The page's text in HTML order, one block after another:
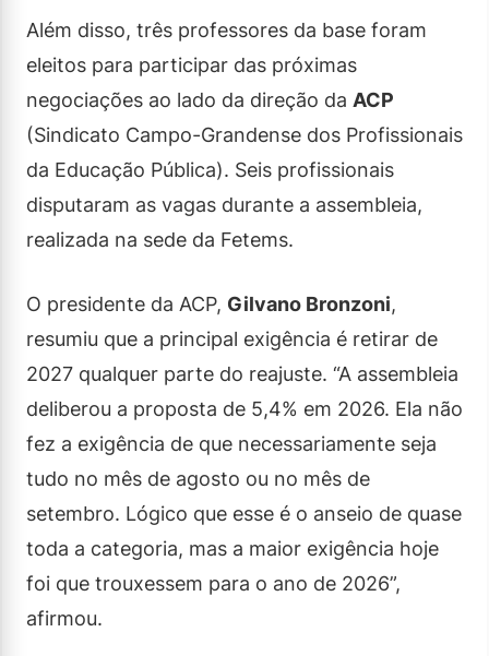
Além disso, três professores da base foram
eleitos para participar das próximas
negociações ao lado da direção da ACP
(Sindicato Campo-Grandense dos Profissionais
da Educação Pública). Seis profissionais
disputaram as vagas durante a assembleia,
realizada na sede da Fetems.
O presidente da ACP, Gilvano Bronzoni,
resumiu que a principal exigência é retirar de
2027 qualquer parte do reajuste. “A assembleia
deliberou a proposta de 5,4% em 2026. Ela não
fez a exigência de que necessariamente seja
tudo no mês de agosto ou no mês de
setembro. Lógico que esse é o anseio de quase
toda a categoria, mas a maior exigência hoje
foi que trouxessem para o ano de 2026”,
afirmou.